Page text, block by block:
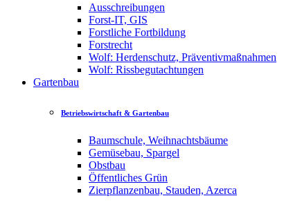
Ausschreibungen
Forst-IT, GIS
Forstliche Fortbildung
Forstrecht
Wolf: Herdenschutz, Präventivmaßnahmen
Wolf: Rissbegutachtungen
Gartenbau
Betriebswirtschaft & Gartenbau
Baumschule, Weihnachtsbäume
Gemüsebau, Spargel
Obstbau
Öffentliches Grün
Zierpflanzenbau, Stauden, Azerca